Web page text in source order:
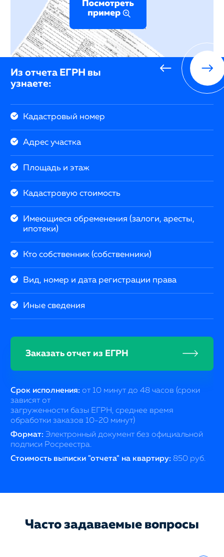
Из отчета ЕГРН вы
узнаете:
Кадастровый номер
Адрес участка
Площадь и этаж
Кадастровую стоимость
Имеющиеся обременения (залоги, аресты,
ипотеки)
Кто собственник (собственники)
Вид, номер и дата регистрации права
Иные сведения
Заказать отчет из ЕГРН
Срок исполнения: от 10 минут до 48 часов (сроки
зависят от
загруженности базы ЕГРН, среднее время
обработки заказов 10-20 минут)
Формат: Электронный документ без официальной
подписи Росреестра.
Стоимость выписки "отчета" на квартиру: 850 руб.
Часто задаваемые вопросы